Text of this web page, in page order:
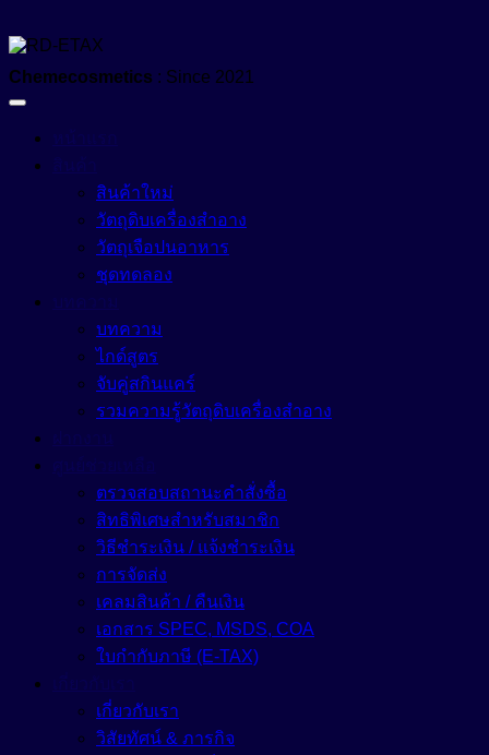
Chemecosmetics : Since 2021
สินค้าใหม่
วัตถุดิบเครื่องสำอาง
วัตถุเจือปนอาหาร
ชุดทดลอง
บทความ
ไกด์สูตร
จับคู่สกินแคร์
รวมความรู้วัตถุดิบเครื่องสำอาง
ตรวจสอบสถานะคำสั่งซื้อ
สิทธิพิเศษสำหรับสมาชิก
วิธีชำระเงิน / แจ้งชำระเงิน
การจัดส่ง
เคลมสินค้า / คืนเงิน
เอกสาร SPEC, MSDS, COA
ใบกำกับภาษี (E-TAX)
เกี่ยวกับเรา
วิสัยทัศน์ & ภารกิจ